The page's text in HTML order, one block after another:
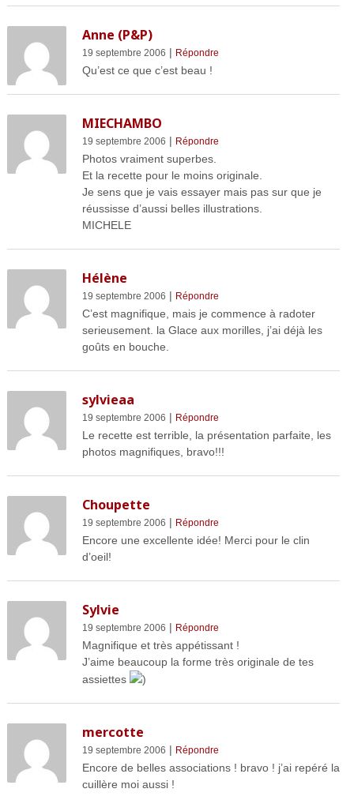
Anne (P&P)
19 septembre 2006 | Répondre
Qu’est ce que c’est beau !
MIECHAMBO
19 septembre 2006 | Répondre
Photos vraiment superbes.
Et la recette pour le moins originale.
Je sens que je vais essayer mais pas sur que je
réussisse d’aussi belles illustrations.
MICHELE
Hélène
19 septembre 2006 | Répondre
C’est magnifique, mais je commence à radoter
serieusement. la Glace aux morilles, j’ai déjà les
goûts en bouche.
sylvieaa
19 septembre 2006 | Répondre
Le recette est terrible, la présentation parfaite, les
photos magnifiques, bravo!!!
Choupette
19 septembre 2006 | Répondre
Encore une excellente idée! Merci pour le clin
d’oeil!
Sylvie
19 septembre 2006 | Répondre
Magnifique et très appétissant !
J’aime beaucoup la forme très originale de tes
assiettes
)
mercotte
19 septembre 2006 | Répondre
Encore de belles associations ! bravo ! j’ai repéré la
cuillère moi aussi !